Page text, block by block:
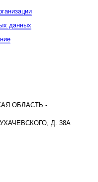
данных
ОБЛАСТЬ -
Д. 38А